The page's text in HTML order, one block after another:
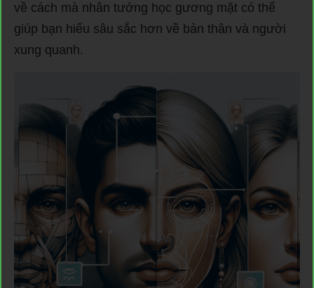
về cách mà nhân tướng học gương mặt có thể
giúp bạn hiểu sâu sắc hơn về bản thân và người
xung quanh.